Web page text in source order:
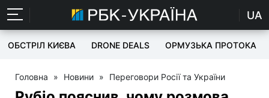
UA
ОБСТРІЛ КИЄВА DRONE DEALS ОРМУЗЬКА ПРОТОКА
Головна » Новини » Переговори Росії та України